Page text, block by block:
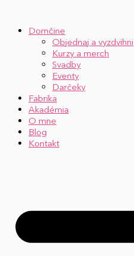
obsah Domčine
Objednaj a vyzdvihni
Kurzy a merch
Svadby
Eventy
Darčeky
Fabrika
Akadémia
O mne
Blog
Kontakt